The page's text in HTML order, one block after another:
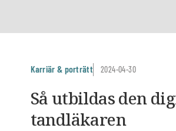
Karriär & porträtt 2024-04-30
Så utbildas den
tandläkaren